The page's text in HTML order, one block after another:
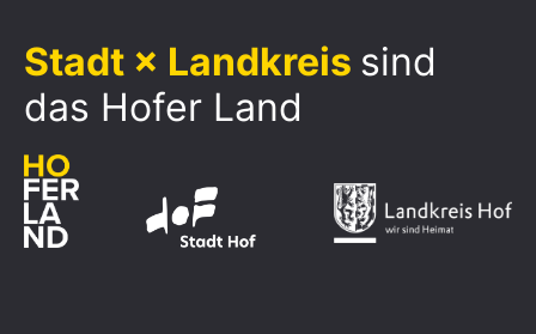
Stadt × Landkreis sind
das Hofer Land